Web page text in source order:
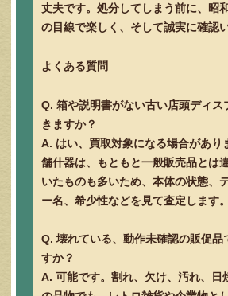
丈夫です。処分してしまう前に、昭
の目線で楽しく、そして誠実に確認
よくある質問
Q. 箱や説明書がない古い店頭ディス
きますか？
A. はい、買取対象になる場合があり
舗什器は、もともと一般販売品とは
いたものも多いため、本体の状態、
ー名、希少性などを見て査定します。
Q. 壊れている、動作未確認の販促品
すか？
A. 可能です。割れ、欠け、汚れ、日